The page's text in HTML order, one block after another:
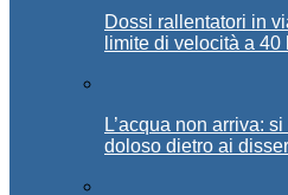
Dossi rallentatori in
limite di velocità a 40
L’acqua non arriva:
doloso dietro ai